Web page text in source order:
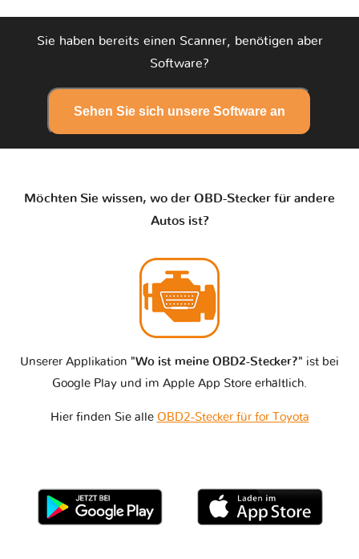
Sie haben bereits einen Scanner, benötigen aber
Software?
Sehen Sie sich unsere Software an
Möchten Sie wissen, wo der OBD-Stecker für andere
Autos ist?
Unserer Applikation "Wo ist meine OBD2-Stecker?" ist bei
Google Play und im Apple App Store erhältlich.
Hier finden Sie alle OBD2-Stecker für for Toyota